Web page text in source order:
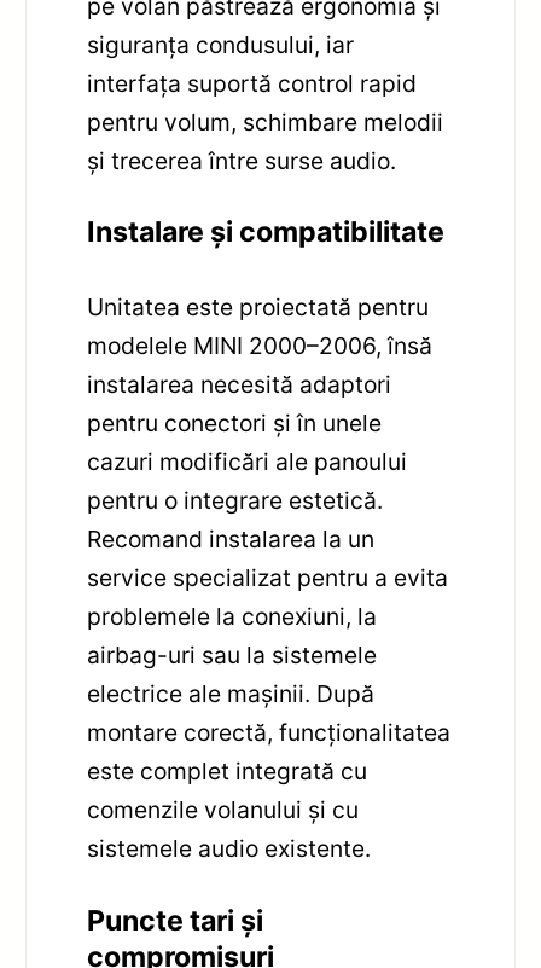
siguranța condusului, iar
interfața suportă control rapid
pentru volum, schimbare melodii
și trecerea între surse audio.
Instalare și compatibilitate
Unitatea este proiectată pentru
modelele MINI 2000–2006, însă
instalarea necesită adaptori
pentru conectori și în unele
cazuri modificări ale panoului
pentru o integrare estetică.
Recomand instalarea la un
service specializat pentru a evita
problemele la conexiuni, la
airbag-uri sau la sistemele
electrice ale mașinii. După
montare corectă, funcționalitatea
este complet integrată cu
comenzile volanului și cu
sistemele audio existente.
Puncte tari și
compromisuri